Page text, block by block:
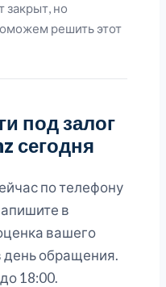
закрыт, но
решить этот
под залог
сегодня
по телефону
в
вашего
день обращения.
18:00.